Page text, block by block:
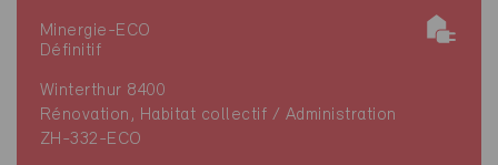
Minergie-ECO
Définitif
Winterthur 8400
Rénovation, Habitat collectif / Administration
ZH-332-ECO